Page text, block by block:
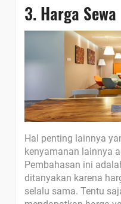
3. Harga Sewa
Hal penting lainnya
kenyamanan lainnya
Pembahasan ini
ditanyakan karena
selalu sama. Tentu